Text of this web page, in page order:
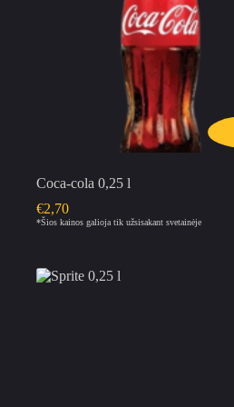
Coca-cola 0,25 l
€2,70
*Šios kainos galioja tik užsisakant svetainėje